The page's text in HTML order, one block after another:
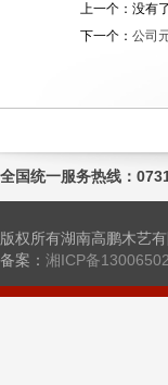
上一个：没有
下一个： 公司
全国统一服务热线：
版权所有湖南高鹏木艺
备案： 湘ICP备